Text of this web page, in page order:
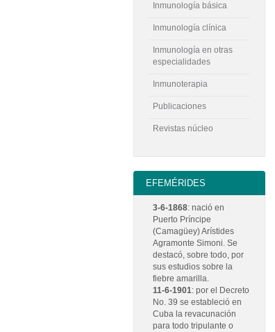
Inmunología básica
Inmunología clínica
Inmunología en otras
especialidades
Inmunoterapia
Publicaciones
Revistas núcleo
EFEMÉRIDES
3-6-1868: nació en
Puerto Príncipe
(Camagüey) Arístides
Agramonte Simoni. Se
destacó, sobre todo, por
sus estudios sobre la
fiebre amarilla.
11-6-1901: por el Decreto
No. 39 se estableció en
Cuba la revacunación
para todo tripulante o